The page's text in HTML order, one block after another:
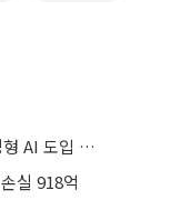
손보협회, 과실비율·보험광고 심의에 생성형 AI 도입 추진
실 918억